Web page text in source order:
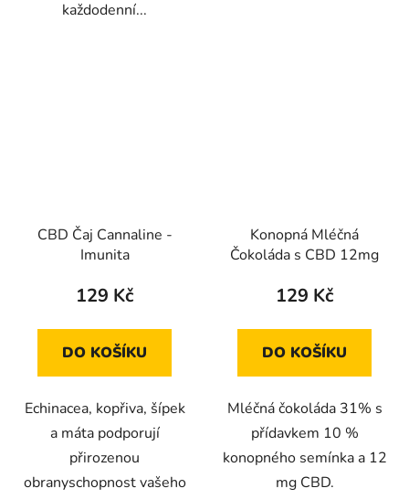
každodenní...
CBD Čaj Cannaline -
Imunita
129 Kč
DO KOŠÍKU
Echinacea, kopřiva, šípek
a máta podporují
přirozenou
obranyschopnost vašeho
Konopná Mléčná
Čokoláda s CBD 12mg
129 Kč
DO KOŠÍKU
Mléčná čokoláda 31% s
přídavkem 10 %
konopného semínka a 12
mg CBD.